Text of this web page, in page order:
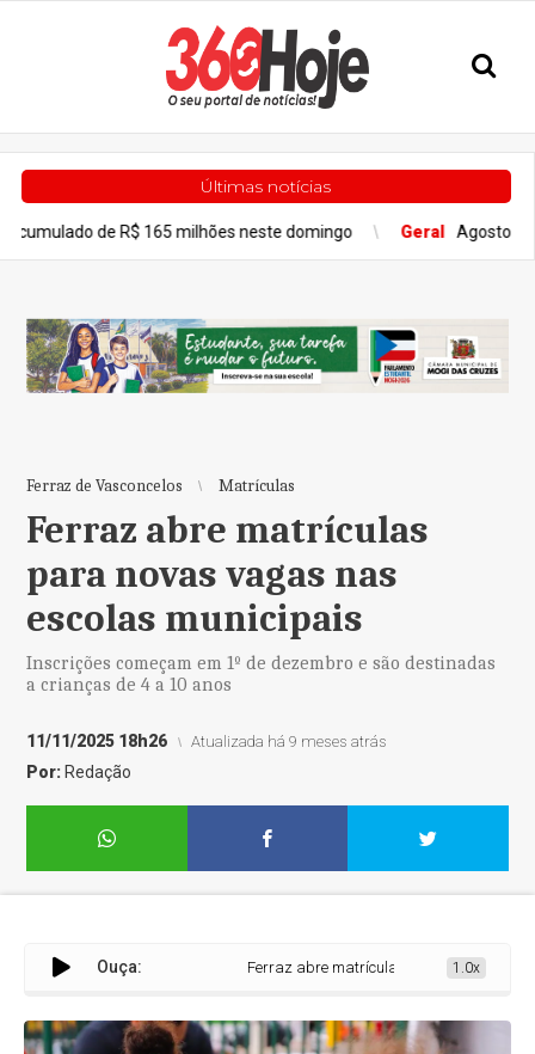
Últimas notícias
165 milhões neste domingo Geral Agosto terá dois
Ferraz de Vasconcelos Matrículas
Ferraz abre matrículas
para novas vagas nas
escolas municipais
Inscrições começam em 1º de dezembro e são destinadas
a crianças de 4 a 10 anos
11/11/2025 18h26 Atualizada há 9 meses atrás
Por: Redação
Ouça: Ferraz abre matrículas para novas vagas
1.0x